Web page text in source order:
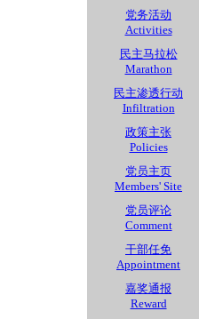
党务活动
Activities
民主马拉松
Marathon
民主渗透行动
Infiltration
政策主张
Policies
党员主页
Members' Site
党员评论
Comment
干部任免
Appointment
嘉奖通报
Reward